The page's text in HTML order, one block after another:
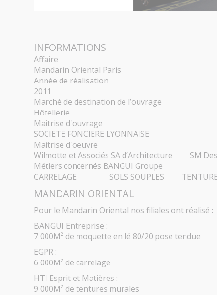
INFORMATIONS
Affaire
Mandarin Oriental Paris
Année de réalisation
2011
Marché de destination de l’ouvrage
Hôtellerie
Maitrise d'ouvrage
SOCIETE FONCIERE LYONNAISE
Maitrise d'oeuvre
Wilmotte et Associés SA d’Architecture
Métiers concernés BANGUI Groupe
CARRELAGE SOLS SOUPLES TENTURES
MANDARIN ORIENTAL
Pour le Mandarin Oriental nos filiales ont réalisé :
BANGUI Entreprise :
7 000M² de moquette en lé 80/20 pose tendue
EGPR :
6 000M² de carrelage
HTI Esprit et Matières :
9 000M² de tentures murales